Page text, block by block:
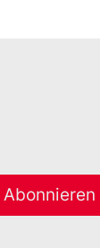
Abonnieren